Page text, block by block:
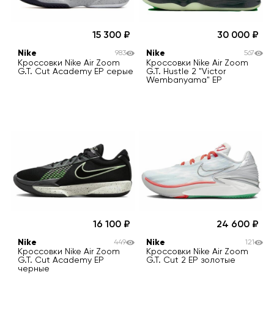
15 300
Nike
Кроссовки Nike Air Zoom
G.T. Cut Academy EP серые
983
30 000
Nike
Кроссовки Nike Air Zoom
G.T. Hustle 2 "Victor
Wembanyama" EP
567
16 100
Nike
Кроссовки Nike Air Zoom
G.T. Cut Academy EP
черные
449
24 600
Nike
Кроссовки Nike Air Zoom
G.T. Cut 2 EP золотые
121